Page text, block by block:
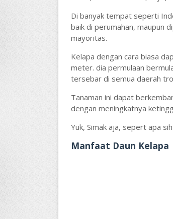
Di banyak tempat seperti
baik di perumahan, maupun
mayoritas.
Kelapa dengan cara biasa
meter. dia permulaan
tersebar di semua daerah
Tanaman ini dapat
dengan meningkatnya
Yuk, Simak aja, sepert apa
Manfaat Daun Kelapa